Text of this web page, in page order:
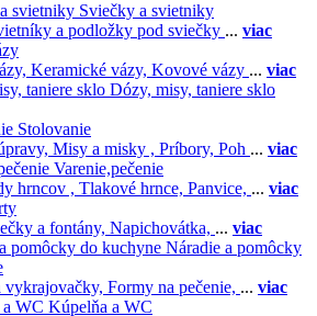
Sviečky a svietniky
a podložky pod sviečky ... viac
Keramické vázy, Kovové vázy ... viac
Dózy, misy, taniere sklo
Stolovanie
Misy a misky , Príbory, Poh ... viac
Varenie,pečenie
hrncov , Tlakové hrnce, Panvice, ... viac
a fontány, Napichovátka, ... viac
Náradie a pomôcky
vykrajovačky, Formy na pečenie, ... viac
Kúpelňa a WC